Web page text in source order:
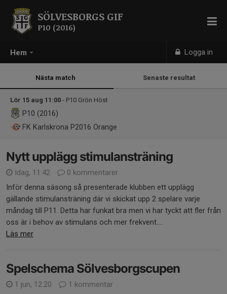
Hem Logga in
SÖLVESBORGS GIF
P10 (2016)
Nästa match Senaste resultat
Lör 15 aug 11:00 - P10 Grön Höst
P10 (2016)
FK Karlskrona P2016 Orange
Nytt upplägg stimulansträning
Idag, 11:42
0 kommentarer
Inför denna säsong så presenterade klubben ett upplägg
gällande stimulansträning där vi skickat upp 2 spelare varje
måndag till P11. Detta har funkat bra men vi har tyckt att fler från
oss är i behov av stimulans och mer frekvent....
Läs mer
Spelschema Sölvesborgscupen
1 jun, 12:20
1 kommentar